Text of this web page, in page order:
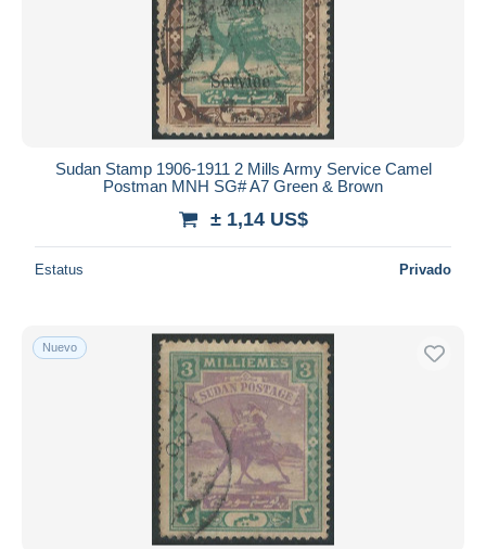
PayPal
Transferencia bancaria
Mastercard
Bancontact
Maestro
Aplicar
Sudan Stamp 1906-1911 2 Mills Army Service Camel
Postman MNH SG# A7 Green & Brown
± 1,14 US$
Estatus Privado
Nuevo